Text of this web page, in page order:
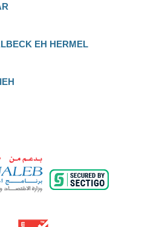
EH HERMEL